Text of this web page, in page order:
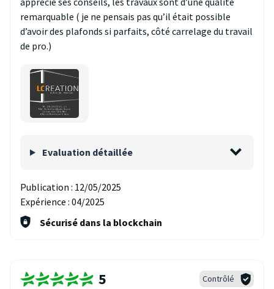
remarquable ( je ne pensais pas qu’il était possible
d’avoir des plafonds si parfaits, côté carrelage du travail
de pro.)
Evaluation détaillée
Publication : 12/05/2025
Expérience : 04/2025
Sécurisé dans la blockchain
5 Contrôlé